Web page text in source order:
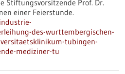
Stiftungsvorsitzende Prof. Dr.
einer Feierstunde.
des-wurttembergischen-
tubingen-
mediziner-tu